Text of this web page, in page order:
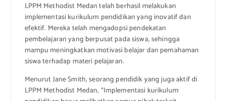
LPPM Methodist Medan telah berhasil melakukan
implementasi kurikulum pendidikan yang inovatif dan
efektif. Mereka telah mengadopsi pendekatan
pembelajaran yang berpusat pada siswa, sehingga
mampu meningkatkan motivasi belajar dan pemahaman
siswa terhadap materi pelajaran.
Menurut Jane Smith, seorang pendidik yang juga aktif di
LPPM Methodist Medan, “Implementasi kurikulum